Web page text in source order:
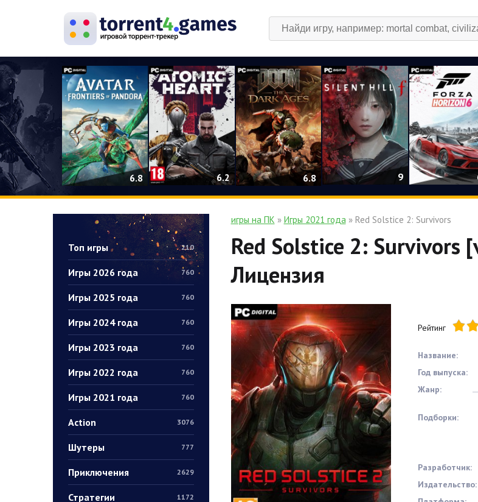
6.8 6.2 6.8 9
Топ игры 210
Игры 2026 года 760
Игры 2025 года 760
Игры 2024 года 760
Игры 2023 года 760
Игры 2022 года 760
Игры 2021 года 760
Action 3076
Шутеры 777
Приключения 2629
Стратегии 1172
игры на ПК » Игры 2021 года» Red Solstice 2: Survivors
Red Solstice 2: Survivors
Лицензия
Рейтинг
Название:
Год выпуска:
Жанр:
Подборки:
Разработчик:
Издательство: